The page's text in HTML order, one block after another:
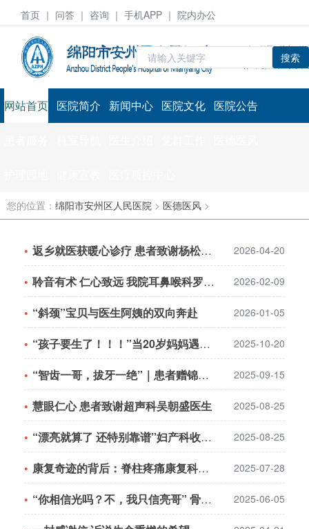
首页 ｜ 问答 ｜ 咨询 ｜ 手机APP ｜ 院内办公
搜索
网站首页 医院简介 新闻中心 医院文化 医院公告
您的位置： 绵阳市安州区人民医院 > 医德医风 >
返乡就医获暖心诊疗 患者致谢杨松霖老师 2026-04-20
聆音有术 仁心致远 我院耳鼻喉科罗浩收获患者感谢锦旗 2026-02-09
“斜颈”宝贝与医生阿姨的双向奔赴 2026-01-05
“孩子要生了！！！”当20岁妈妈遇上 “ 零准备 ” 分娩 2025-10-20
“智齿一哥，拔牙一绝”｜患者赠锦旗赞誉口腔科杨健医生 2025-09-15
慧眼仁心 患者致谢超声科吴朝盛医生 2025-08-25
“漂亮就算了 还特别靠谱”妇产科收到“花式”表扬 2025-08-25
康复奇迹的背后：脊柱疼痛康复科的暖心护理 2025-07-28
“你相信光吗？不，我只信亮哥” 骨科医生“亮哥”收到一面创意十足的锦旗 2025-06-05